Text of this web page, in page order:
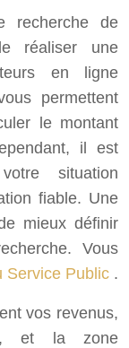
recherche de
réaliser une
en ligne
permettent
le montant
il est
situation
fiable. Une
mieux définir
Vous
Service Public .
vos revenus,
et la zone